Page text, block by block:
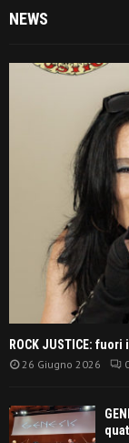
NEWS
ROCK JUSTICE:
26 Giugno 2026